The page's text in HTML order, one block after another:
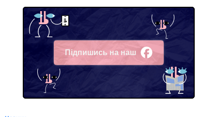
Підпишись на наш
Facebook